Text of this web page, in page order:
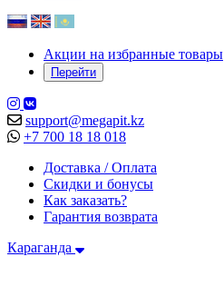
Акции на избранные товары
Перейти
support@megapit.kz
+7 700 18 18 018
Доставка / Оплата
Скидки и бонусы
Как заказать?
Гарантия возврата
Караганда